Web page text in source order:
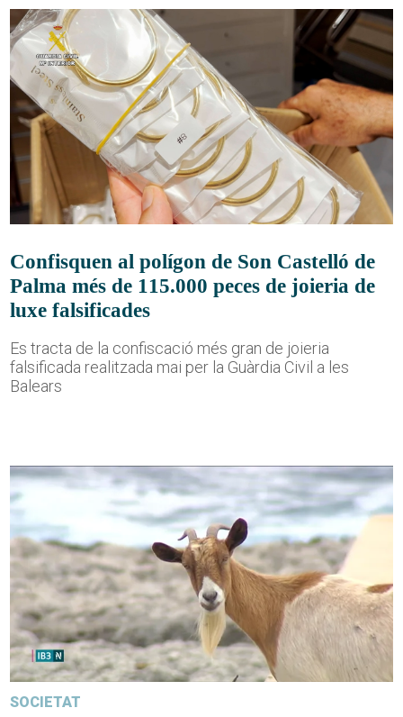
Confisquen al polígon de Son Castelló de
Palma més de 115.000 peces de joieria de
luxe falsificades
Es tracta de la confiscació més gran de joieria
falsificada realitzada mai per la Guàrdia Civil a les
Balears
SOCIETAT